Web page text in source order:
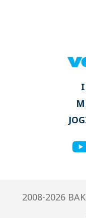
2008-2026